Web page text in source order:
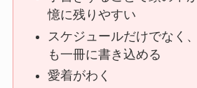
憶に残りやすい
スケジュールだけでなく
も一冊に書き込める
愛着がわく